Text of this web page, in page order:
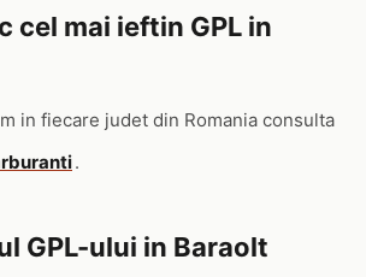
cel mai ieftin GPL in
in fiecare judet din Romania consulta
.
GPL-ului in Baraolt